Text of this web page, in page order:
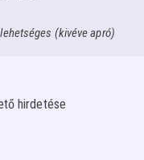
(kivéve apró)
hirdetése